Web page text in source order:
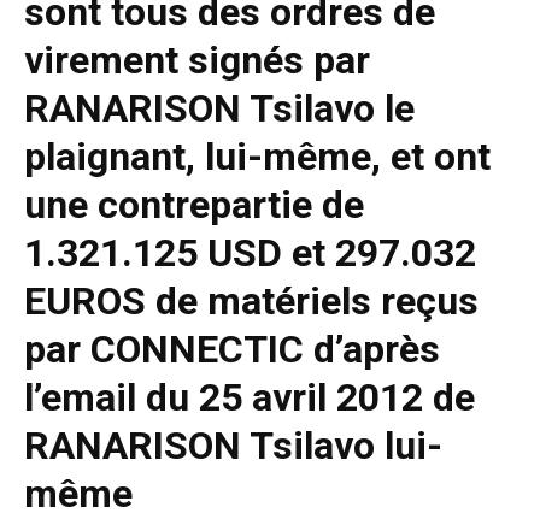
sont tous des ordres de
virement signés par
RANARISON Tsilavo le
plaignant, lui-même, et ont
une contrepartie de
1.321.125 USD et 297.032
EUROS de matériels reçus
par CONNECTIC d’après
l’email du 25 avril 2012 de
RANARISON Tsilavo lui-
même